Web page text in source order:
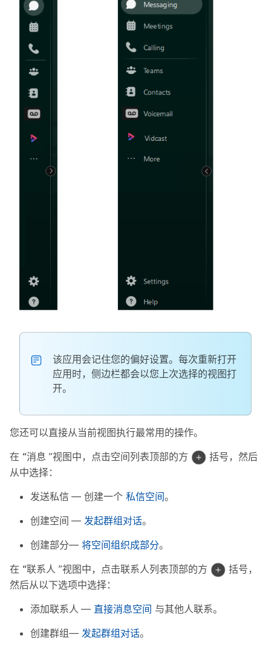
该应用会记住您的偏好设置。每次重新打开
应用时，侧边栏都会以您上次选择的视图打
开。
您还可以直接从当前视图执行最常用的操作。
在 “消息 ”视图中，点击空间列表顶部的方
括号，然后
从中选择：
发送私信 — 创建一个 私信空间。
创建空间 — 发起群组对话。
创建部分— 将空间组织成部分。
在 “联系人 ”视图中，点击联系人列表顶部的方
括号，
然后从以下选项中选择：
添加联系人 — 直接消息空间 与其他人联系。
创建群组— 发起群组对话。